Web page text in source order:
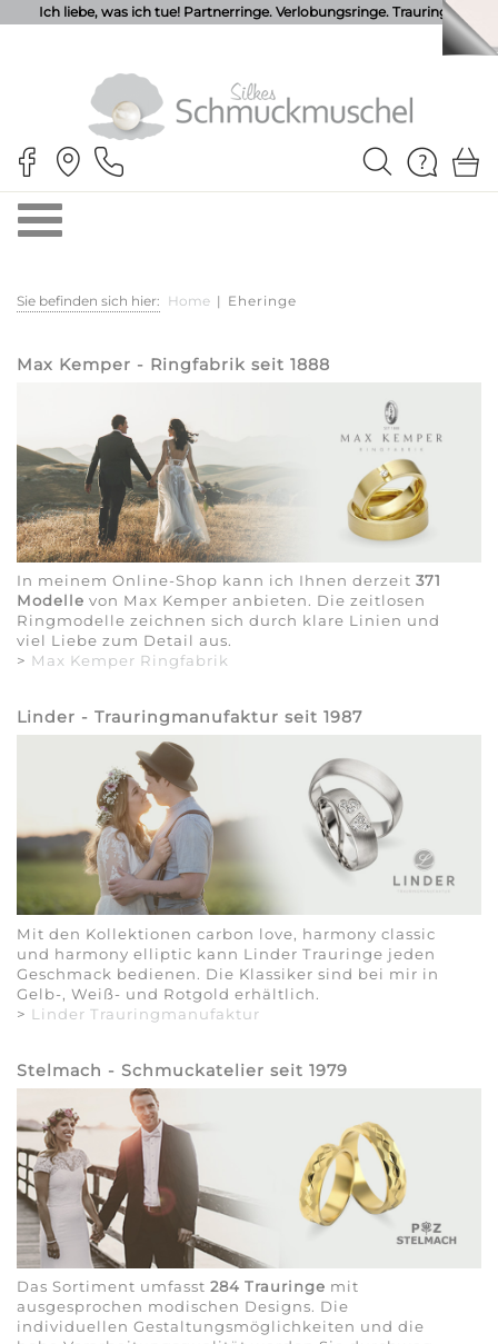
Ich liebe, was ich tue! Partnerringe. Verlobungsringe. Trauringe.
Sie befinden sich hier: Home | Eheringe
Max Kemper - Ringfabrik seit 1888
In meinem Online-Shop kann ich Ihnen derzeit 371
Modelle von Max Kemper anbieten. Die zeitlosen
Ringmodelle zeichnen sich durch klare Linien und
viel Liebe zum Detail aus.
> Max Kemper Ringfabrik
Linder - Trauringmanufaktur seit 1987
Mit den Kollektionen carbon love, harmony classic
und harmony elliptic kann Linder Trauringe jeden
Geschmack bedienen. Die Klassiker sind bei mir in
Gelb-, Weiß- und Rotgold erhältlich.
> Linder Trauringmanufaktur
Stelmach - Schmuckatelier seit 1979
Das Sortiment umfasst 284 Trauringe mit
ausgesprochen modischen Designs. Die
individuellen Gestaltungsmöglichkeiten und die